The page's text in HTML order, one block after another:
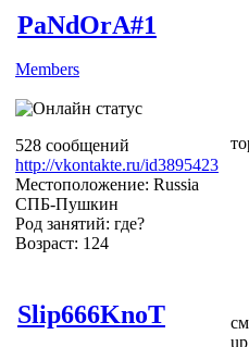
PaNdOrA#1
Members
528 сообщений
http://vkontakte.ru/id3895423
Местоположение: Russia
СПБ-Пушкин
Род занятий: где?
Возраст: 124
Slip666KnoT